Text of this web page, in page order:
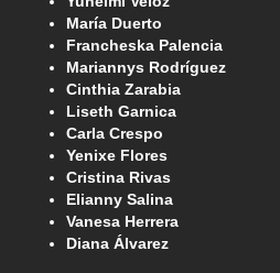
María Duerto
Francheska Palencia
Mariannys Rodríguez
Cinthia Zarabia
Liseth Garnica
Carla Crespo
Yenixe Flores
Cristina Rivas
Elianny Salina
Vanesa Herrera
Diana Álvarez